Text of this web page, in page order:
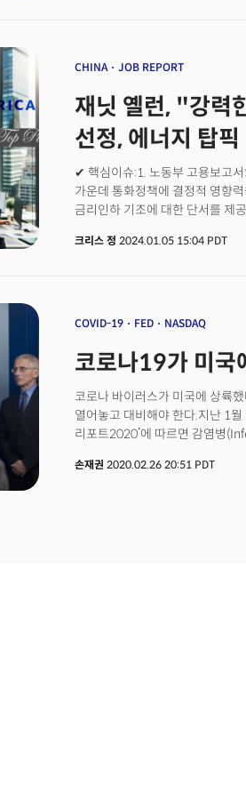
S&P500은 2018년 이후 가장 긴
철광석 가격은 중국의 수요 둔화
기사는 AI가 작성했습니다.
CHINA JOB REPORT
재닛 옐런, "강력
선정, 에너지 탑픽
✔ 핵심이슈:1. 노동부 고용보고
가운데 통화정책에 결정적 영향
금리인하 기조에 대한 단서를 제
달러 이상을 관리했던 중즈그룹
기대가 약화된 반면 재닛 옐런 재
신규고용 데이터로 상승. 10년
강화되며 장단기 금리차의 역전
지정학적 우려가 강화되고 수요
2.13% 상승. 브렌트유는 배럴당
구리는 경제 회복에 대한 기대로
크리스 정 2024.01.05 15:04 PDT
COVID-19 FED NASDAQ
코로나19가 미국
코로나 바이러스가 미국에 상륙
열어놓고 대비해야 한다.지난 1
리포트2020’에 따르면 감염병
예측됐다면 ‘글로벌 리스크’ 톱
손재권 2020.02.26 20:51 PDT